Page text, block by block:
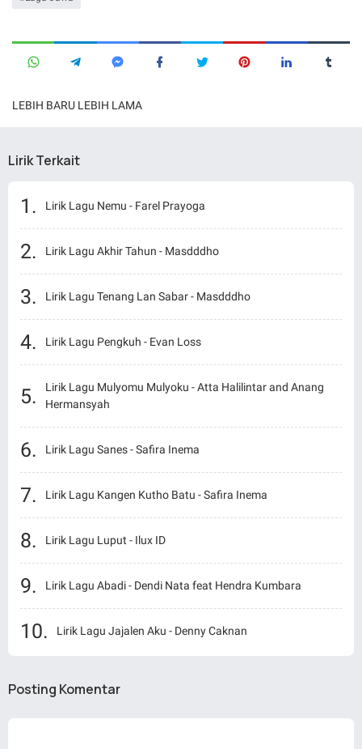
LEBIH BARU LEBIH LAMA
Lirik Terkait
Lirik Lagu Nemu - Farel Prayoga
Lirik Lagu Akhir Tahun - Masdddho
Lirik Lagu Tenang Lan Sabar - Masdddho
Lirik Lagu Pengkuh - Evan Loss
Lirik Lagu Mulyomu Mulyoku - Atta Halilintar and Anang
Hermansyah
Lirik Lagu Sanes - Safira Inema
Lirik Lagu Kangen Kutho Batu - Safira Inema
Lirik Lagu Luput - Ilux ID
Lirik Lagu Abadi - Dendi Nata feat Hendra Kumbara
Lirik Lagu Jajalen Aku - Denny Caknan
Posting Komentar